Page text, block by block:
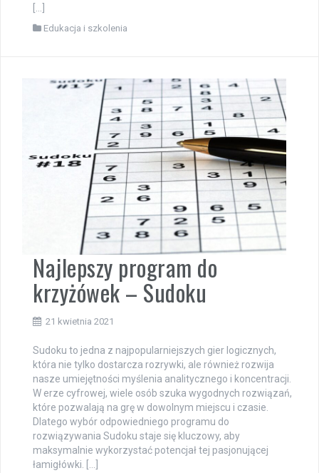
Edukacja i szkolenia
Najlepszy program do
krzyżówek – Sudoku
21 kwietnia 2021
Sudoku to jedna z najpopularniejszych gier logicznych,
która nie tylko dostarcza rozrywki, ale również rozwija
nasze umiejętności myślenia analitycznego i koncentracji.
W erze cyfrowej, wiele osób szuka wygodnych rozwiązań,
które pozwalają na grę w dowolnym miejscu i czasie.
Dlatego wybór odpowiedniego programu do
rozwiązywania Sudoku staje się kluczowy, aby
maksymalnie wykorzystać potencjał tej pasjonującej
łamigłówki. […]